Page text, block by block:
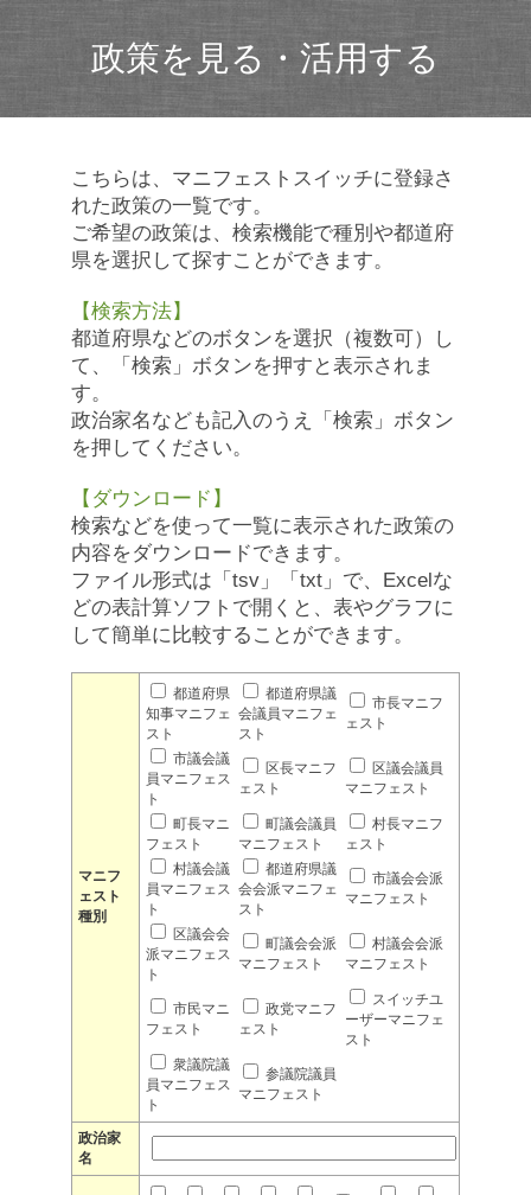
政策を見る・活用する
こちらは、マニフェストスイッチに登録さ
れた政策の一覧です。
ご希望の政策は、検索機能で種別や都道府
県を選択して探すことができます。
【検索方法】
都道府県などのボタンを選択（複数可）し
て、「検索」ボタンを押すと表示されま
す。
政治家名なども記入のうえ「検索」ボタン
を押してください。
【ダウンロード】
検索などを使って一覧に表示された政策の
内容をダウンロードできます。
ファイル形式は「tsv」「txt」で、Excelな
どの表計算ソフトで開くと、表やグラフに
して簡単に比較することができます。
マニフ
ェスト
種別
都道府県
知事マニフェ
スト
都道府県議
会議員マニフェ
スト
市長マニフ
ェスト
市議会議
員マニフェス
ト
区長マニフ
ェスト
区議会議員
マニフェスト
町長マニ
フェスト
町議会議員
マニフェスト
村長マニフ
ェスト
村議会議
員マニフェス
ト
都道府県議
会会派マニフェ
スト
市議会会派
マニフェスト
区議会会
派マニフェス
ト
町議会会派
マニフェスト
村議会会派
マニフェスト
市民マニ
フェスト
政党マニフ
ェスト
スイッチユ
ーザーマニフェ
スト
衆議院議
員マニフェス
ト
参議院議員
マニフェスト
政治家
名